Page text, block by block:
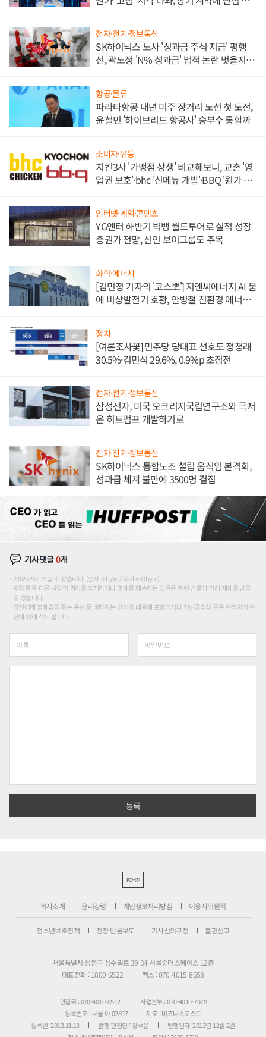
전자·전기·정보통신
SK하이닉스 노사 '성과급 주식 지급' 평행
선, 곽노정 'N% 성과급' 법적 논란 벗을지 주
항공·물류
파라타항공 내년 미주 장거리 노선 첫 도전,
윤철민 '하이브리드 항공사' 승부수 통할까
소비자·유통
치킨3사 '가맹점 상생' 비교해보니, 교촌 '영
업권 보호'·bhc '신메뉴 개발'·BBQ '원가 부
인터넷·게임·콘텐츠
YG엔터 하반기 빅뱅 월드투어로 실적 성장
증권가 전망, 신인 보이그룹도 주목
화학·에너지
[김민정 기자의 '코스뽀'] 지엔씨에너지 AI 붐
에 비상발전기 호황, 안병철 친환경 에너지
정치
[여론조사꽃] 민주당 당대표 선호도 정청래
30.5%·김민석 29.6%, 0.9%p 초접전
전자·전기·정보통신
삼성전자, 미국 오크리지국립연구소와 극저
온 히트펌프 개발하기로
전자·전기·정보통신
SK하이닉스 통합노조 설립 움직임 본격화,
성과급 체계 불만에 3500명 결집
기사댓글0개
200자까지 쓰실 수 있습니다. (현재 0 byte / 최대 400byte)
저작권 등 다른 사람의 권리를 침해하거나 명예를 훼손하는 댓글은 관련 법률에 의해 제재를 받을
수 있습니다.
타인에게 불쾌감을 주는 욕설 등 비하하는 단어가 내용에 포함되거나 인신공격성 글은 관리자의 판
단에 의해 삭제 합니다.
PC버전
회사소개 윤리강령 개인정보처리방침 이용자위원회
청소년보호정책 정정·반론보도 기사심의규정 불편신고
서울특별시 성동구 성수일로 39-34 서울숲더스페이스 12층
대표전화 : 1800-6522
팩스 : 070-4015-8658
편집국 : 070-4010-8512
사업본부 : 070-4010-7078
등록번호 : 서울 아 02897
제호 : 비즈니스포스트
등록일: 2013.11.13
발행·편집인 : 강석운
발행일자: 2013년 12월 2일